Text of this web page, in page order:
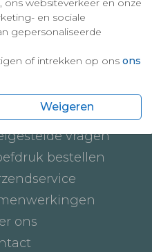
en sociale
gepersonaliseerde
of intrekken op ons ons
Weigeren
werkt het
vragen
bestellen
ons